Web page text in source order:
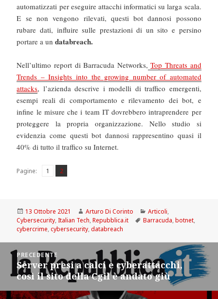
automatizzati per eseguire attacchi informatici su larga scala.
E se non vengono rilevati, questi bot dannosi possono
rubare dati, influire sulle prestazioni di un sito e persino
portare a undatabreach.
Nell’ultimo report di Barracuda Networks, Top Threats and
Trends – Insights into the growing number of automated
attacks, l’azienda descrive i modelli di traffico emergenti,
esempi reali di comportamento e rilevamento dei bot, e
infine le misure che i team IT dovrebbero intraprendere per
proteggere la propria organizzazione. Nello studio si
evidenzia come questi bot dannosi rappresentino quasi il
40% di tutto il traffico su Internet.
Pagine: Pagina
1 ,
Pagina
2
Scritto
il
13 Ottobre 2021 Autore
Arturo Di Corinto Categorie
Articoli,
Cybersecurity,Italian Tech,Repubblica.it Tag
Barracuda,botnet,
cybercrime,cybersecurity,databreach
Navigazione
articoliPRECEDENTE
Articolo
precedente:
Server presi a calci e cyberattacchi,
così il sito della Cgil è andato giù